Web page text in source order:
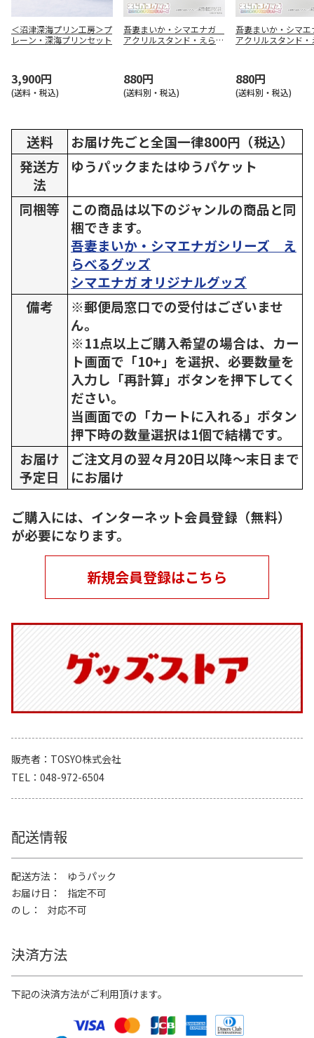
＜沼津深海プリン工房＞プ
レーン・深海プリンセット
3,900円
(送料・税込)
吾妻まいか・シマエナガ
アクリルスタンド・えらべ
880円
(送料別・税込)
吾妻まいか・シマ
アクリルスタンド・
880円
(送料別・税込)
送料
お届け先ごと全国一律800円（税込）
発送方
法
ゆうパックまたはゆうパケット
同梱等
この商品は以下のジャンルの商品と同
梱できます。
吾妻まいか・シマエナガシリーズ え
らべるグッズ
シマエナガ オリジナルグッズ
備考
※郵便局窓口での受付はございませ
ん。
※11点以上ご購入希望の場合は、カー
ト画面で「10+」を選択、必要数量を
入力し「再計算」ボタンを押下してく
ださい。
当画面での「カートに入れる」ボタン
押下時の数量選択は1個で結構です。
お届け
予定日
ご注文月の翌々月20日以降～末日まで
にお届け
ご購入には、インターネット会員登録（無料）
が必要になります。
新規会員登録はこちら
販売者
TOSYO株式会社
TEL
048-972-6504
配送情報
配送方法
ゆうパック
お届け日
指定不可
のし
対応不可
決済方法
下記の決済方法がご利用頂けます。